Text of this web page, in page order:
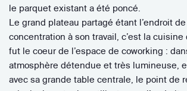
le parquet existant a été poncé.
Le grand plateau partagé étant l’endroit de
concentration à son travail, c’est la cuisine
fut le coeur de l’espace de coworking :
atmosphère détendue et très lumineuse,
avec sa grande table centrale, le point de